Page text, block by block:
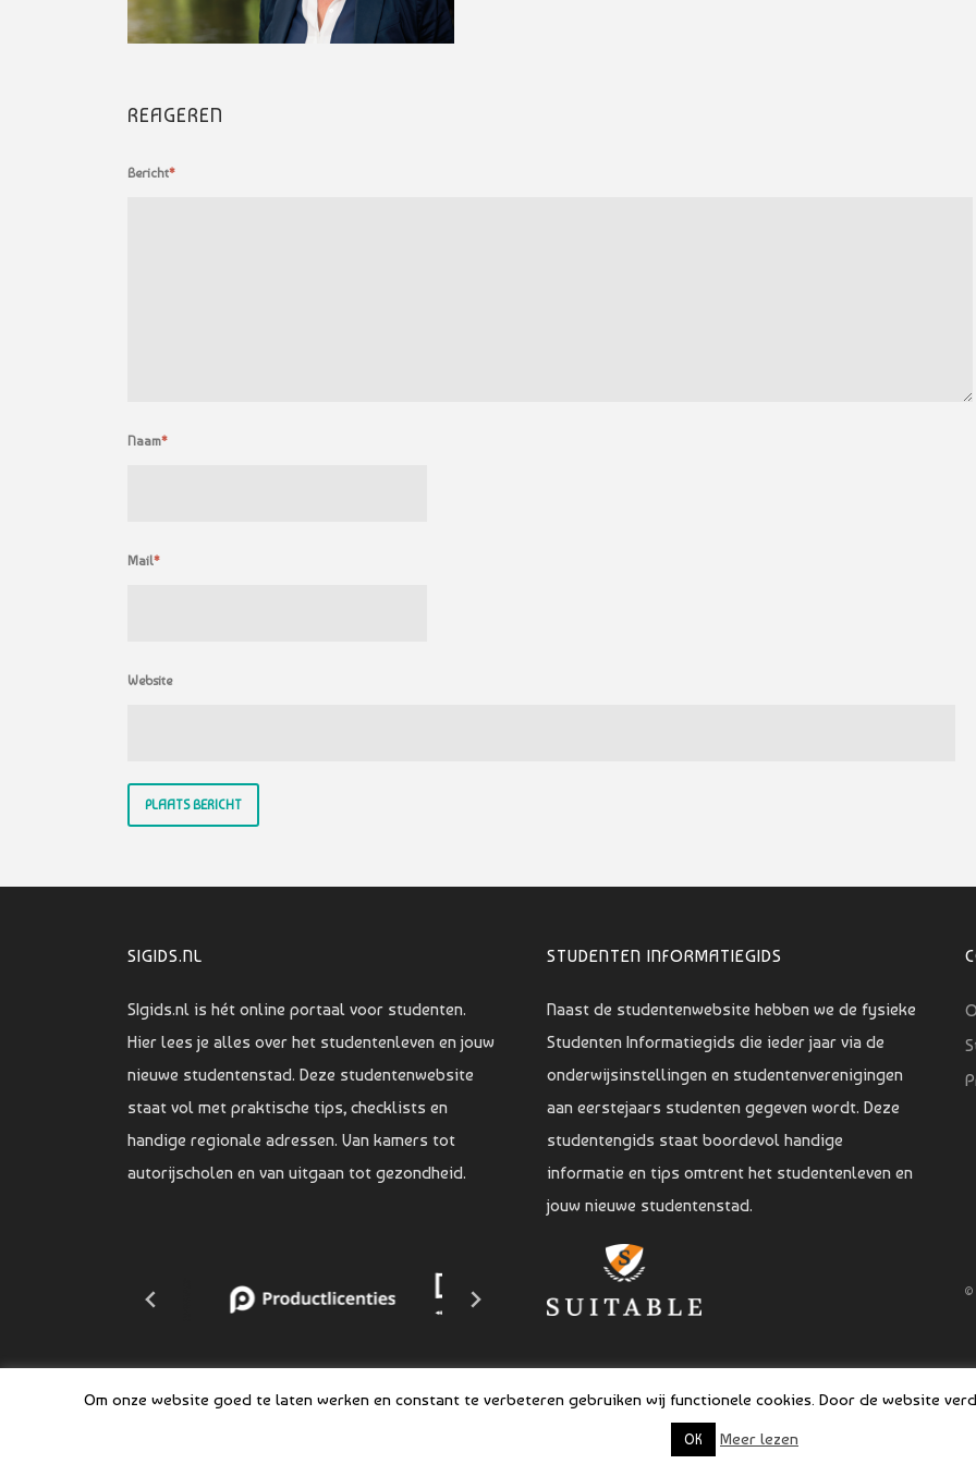
REAGEREN
Bericht*
Naam*
Mail*
Website
SIGIDS.NL
SIgids.nl is hét online portaal voor studenten.
Hier lees je alles over het studentenleven en jouw
nieuwe studentenstad. Deze studentenwebsite
staat vol met praktische tips, checklists en
handige regionale adressen. Van kamers tot
autorijscholen en van uitgaan tot gezondheid.
STUDENTEN INFORMATIEGIDS
Naast de studentenwebsite hebben we de fysieke
Studenten Informatiegids die ieder jaar via de
onderwijsinstellingen en studentenverenigingen
aan eerstejaars studenten gegeven wordt. Deze
studentengids staat boordevol handige
informatie en tips omtrent het studentenleven en
jouw nieuwe studentenstad.
©
Om onze website goed te laten werken en constant te verbeteren gebruiken wij functionele cookies. Door de website
OK Meer lezen